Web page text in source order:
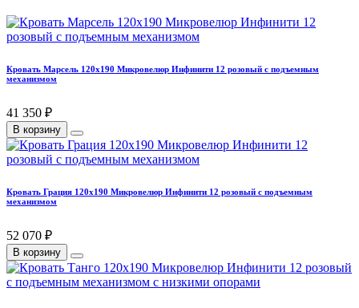
Кровать Марсель 120х190 Микровелюр Инфинити 12 розовый с подъемным
механизмом
41 350 ₽
В корзину
Кровать Грация 120х190 Микровелюр Инфинити 12 розовый с подъемным
механизмом
52 070 ₽
В корзину